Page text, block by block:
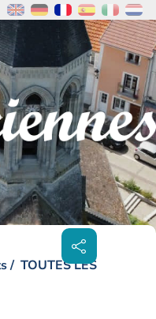
TOUTES LES
Partager
sur les
réseaux
sociaux